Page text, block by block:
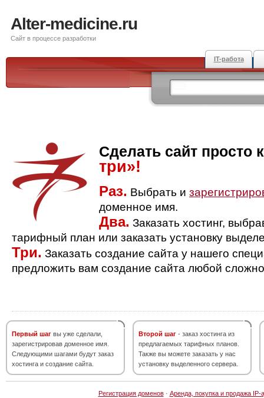
Alter-medicine.ru
Сайт в процессе разработки
IT-работа
Сделать сайт просто
три»!
Раз. Выбрать и
доменное имя.
Два. Заказать хостинг,
тарифный план или заказать установку
Три. Заказать создание сайта у нашего
предложить вам создание сайта любой
Первый шаг вы уже сделали,
зарегистрировав доменное имя.
Следующими шагами будут заказ
хостинга и создание сайта.
Второй шаг - заказ хостинга из
предлагаемых тарифных планов.
Также вы можете заказать у нас
установку выделенного сервера.
Регистрация доменов· Аренда, покупка и продажа IP-